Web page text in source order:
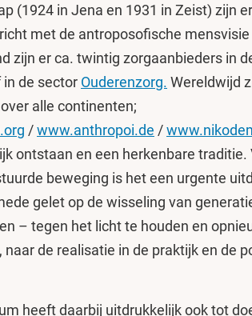
(1924 in Jena en 1931 in Zeist) zijn
met de antroposofische mensvisie
zijn er ca. twintig zorgaanbieders in
in de sector Ouderenzorg. Wereldwijd
alle continenten;
/www.anthropoi.de /
ontstaan en een herkenbare traditie.
beweging is het een urgente
gelet op de wisseling van
– tegen het licht te houden en
naar de realisatie in de praktijk en de
heeft daarbij uitdrukkelijk ook tot